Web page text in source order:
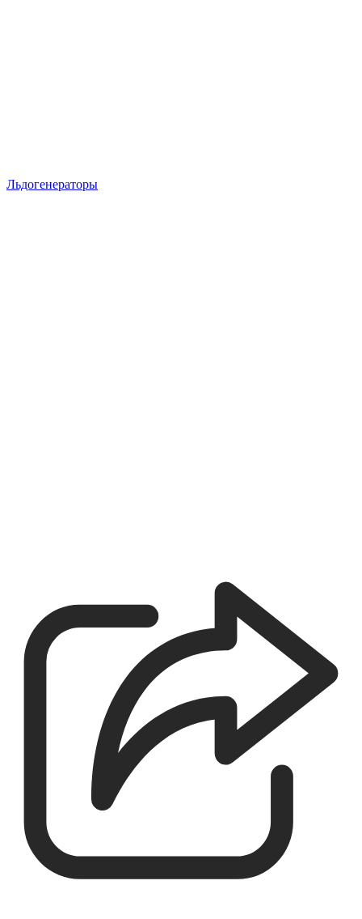
Льдогенераторы